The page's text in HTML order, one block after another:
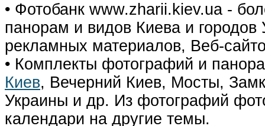
• Фотобанк www.zharii.kiev.ua -
панорам и видов Киева и городов
рекламных материалов, Веб-
• Комплекты фотографий и
Киев, Вечерний Киев, Мосты,
Украины и др. Из фотографий
календари на другие темы.